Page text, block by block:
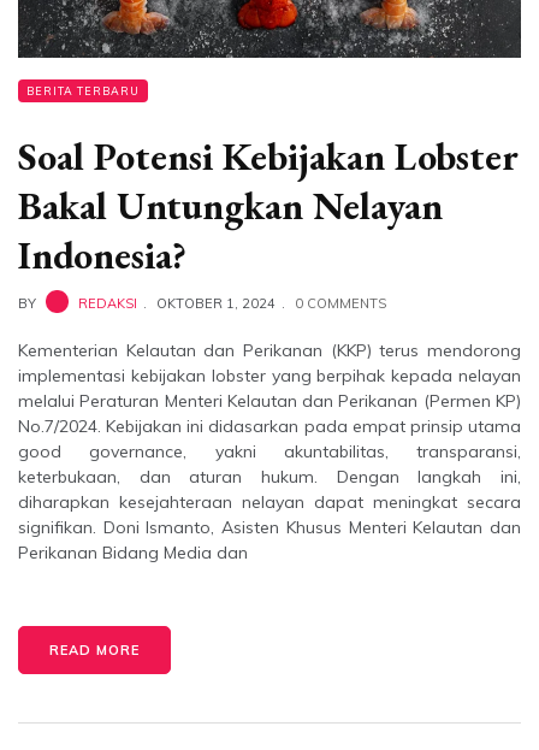
BERITA TERBARU
Soal Potensi Kebijakan Lobster
Bakal Untungkan Nelayan
Indonesia?
BY REDAKSI OKTOBER 1, 2024 0 COMMENTS
Kementerian Kelautan dan Perikanan (KKP) terus mendorong
implementasi kebijakan lobster yang berpihak kepada nelayan
melalui Peraturan Menteri Kelautan dan Perikanan (Permen KP)
No.7/2024. Kebijakan ini didasarkan pada empat prinsip utama
good governance, yakni akuntabilitas, transparansi,
keterbukaan, dan aturan hukum. Dengan langkah ini,
diharapkan kesejahteraan nelayan dapat meningkat secara
signifikan. Doni Ismanto, Asisten Khusus Menteri Kelautan dan
Perikanan Bidang Media dan
READ MORE